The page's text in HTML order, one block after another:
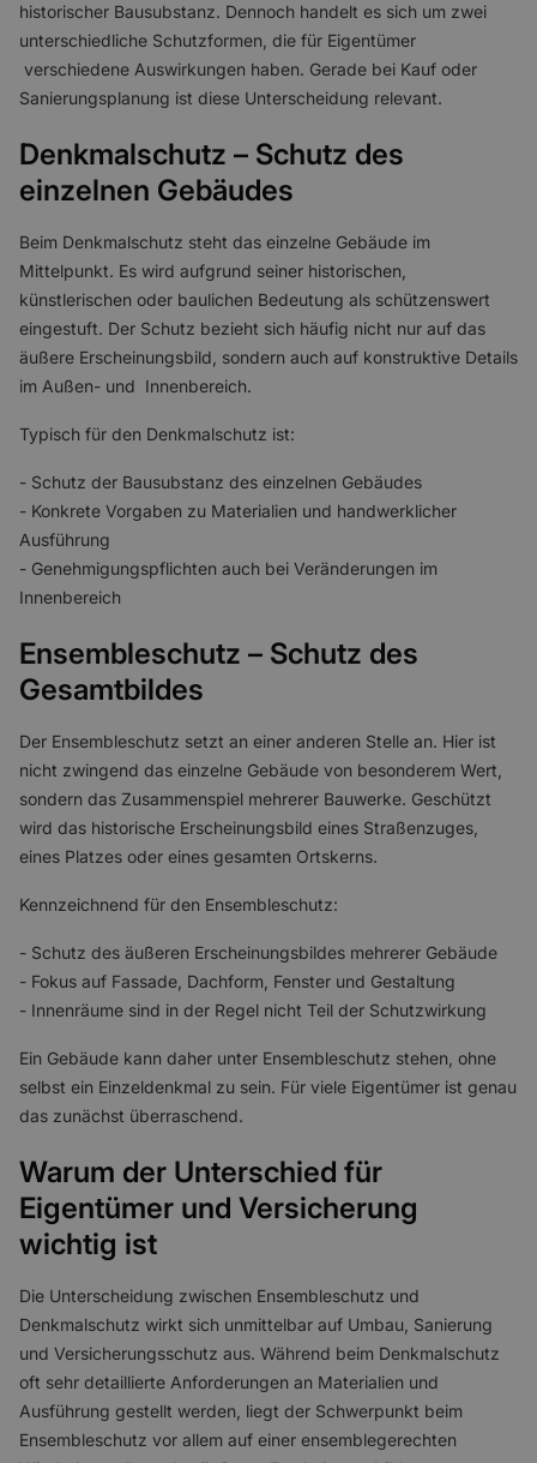
historischer Bausubstanz. Dennoch handelt es sich um zwei
unterschiedliche Schutzformen, die für Eigentümer
verschiedene Auswirkungen haben. Gerade bei Kauf oder
Sanierungsplanung ist diese Unterscheidung relevant.
Denkmalschutz – Schutz des
einzelnen Gebäudes
Beim Denkmalschutz steht das einzelne Gebäude im
Mittelpunkt. Es wird aufgrund seiner historischen,
künstlerischen oder baulichen Bedeutung als schützenswert
eingestuft. Der Schutz bezieht sich häufig nicht nur auf das
äußere Erscheinungsbild, sondern auch auf konstruktive Details
im Außen- und Innenbereich.
Typisch für den Denkmalschutz ist:
- Schutz der Bausubstanz des einzelnen Gebäudes
- Konkrete Vorgaben zu Materialien und handwerklicher
Ausführung
- Genehmigungspflichten auch bei Veränderungen im
Innenbereich
Ensembleschutz – Schutz des
Gesamtbildes
Der Ensembleschutz setzt an einer anderen Stelle an. Hier ist
nicht zwingend das einzelne Gebäude von besonderem Wert,
sondern das Zusammenspiel mehrerer Bauwerke. Geschützt
wird das historische Erscheinungsbild eines Straßenzuges,
eines Platzes oder eines gesamten Ortskerns.
Kennzeichnend für den Ensembleschutz:
- Schutz des äußeren Erscheinungsbildes mehrerer Gebäude
- Fokus auf Fassade, Dachform, Fenster und Gestaltung
- Innenräume sind in der Regel nicht Teil der Schutzwirkung
Ein Gebäude kann daher unter Ensembleschutz stehen, ohne
selbst ein Einzeldenkmal zu sein. Für viele Eigentümer ist genau
das zunächst überraschend.
Warum der Unterschied für
Eigentümer und Versicherung
wichtig ist
Die Unterscheidung zwischen Ensembleschutz und
Denkmalschutz wirkt sich unmittelbar auf Umbau, Sanierung
und Versicherungsschutz aus. Während beim Denkmalschutz
oft sehr detaillierte Anforderungen an Materialien und
Ausführung gestellt werden, liegt der Schwerpunkt beim
Ensembleschutz vor allem auf einer ensemblegerechten